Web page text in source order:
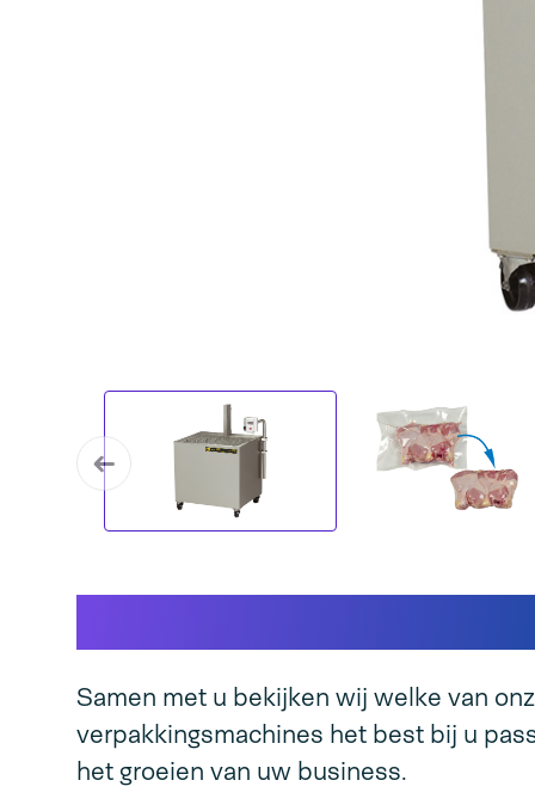
Samen met u bekijken wij welke van
verpakkingsmachines het best bij u
het groeien van uw business.